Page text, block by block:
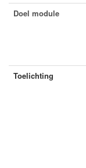
Doel module
Toelichting